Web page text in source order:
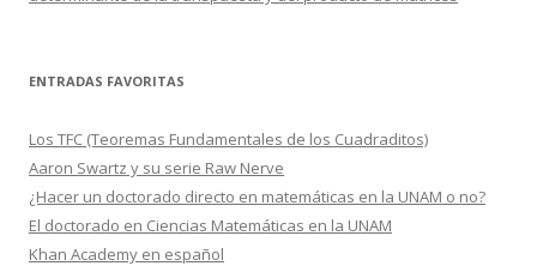
ENTRADAS FAVORITAS
Los TFC (Teoremas Fundamentales de los Cuadraditos)
Aaron Swartz y su serie Raw Nerve
¿Hacer un doctorado directo en matemáticas en la UNAM o no?
El doctorado en Ciencias Matemáticas en la UNAM
Khan Academy en español